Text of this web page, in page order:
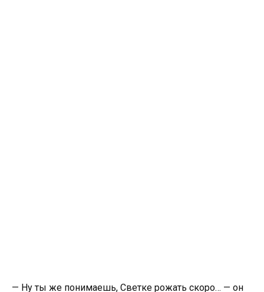
— Ну ты же понимаешь, Светке рожать скоро… — он